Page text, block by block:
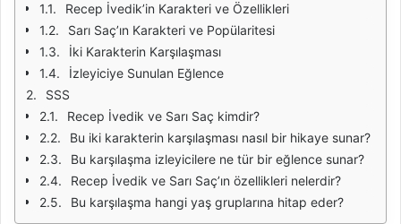
Recep İvedik’in Karakteri ve Özellikleri
Sarı Saç’ın Karakteri ve Popülaritesi
İki Karakterin Karşılaşması
İzleyiciye Sunulan Eğlence
SSS
Recep İvedik ve Sarı Saç kimdir?
Bu iki karakterin karşılaşması nasıl bir hikaye sunar?
Bu karşılaşma izleyicilere ne tür bir eğlence sunar?
Recep İvedik ve Sarı Saç’ın özellikleri nelerdir?
Bu karşılaşma hangi yaş gruplarına hitap eder?